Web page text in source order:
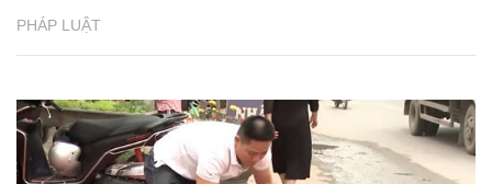
PHÁP LUẬT